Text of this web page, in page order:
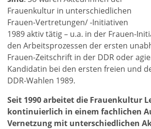
Frauenkultur in unterschiedlichen
Frauen-Vertretungen/ -Initiativen
1989 aktiv tätig – u.a. in der Frauen-
den Arbeitsprozessen der ersten
Frauen-Zeitschrift in der DDR oder
Kandidatin bei den ersten freien und
DDR-Wahlen 1989.
Seit 1990 arbeitet die Frauenkultur
kontinuierlich in einem fachlichen
Vernetzung mit unterschiedlichen